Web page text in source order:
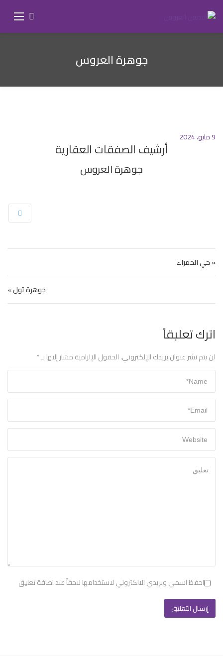
جوهرة العروس
9 مايو، 2024
أرشيف الصفقات العقارية
جوهرة العروس
تصفّح المقالات
« حي الحمراء
جوهرة ثول »
اترك تعليقاً
لن يتم نشر عنوان بريدك الإلكتروني.الحقول الإلزامية مشار إليها بـ*
احفظ اسمي وبريدي الالكتروني لاستخدامها لاحقاً عند اضافة تعليق